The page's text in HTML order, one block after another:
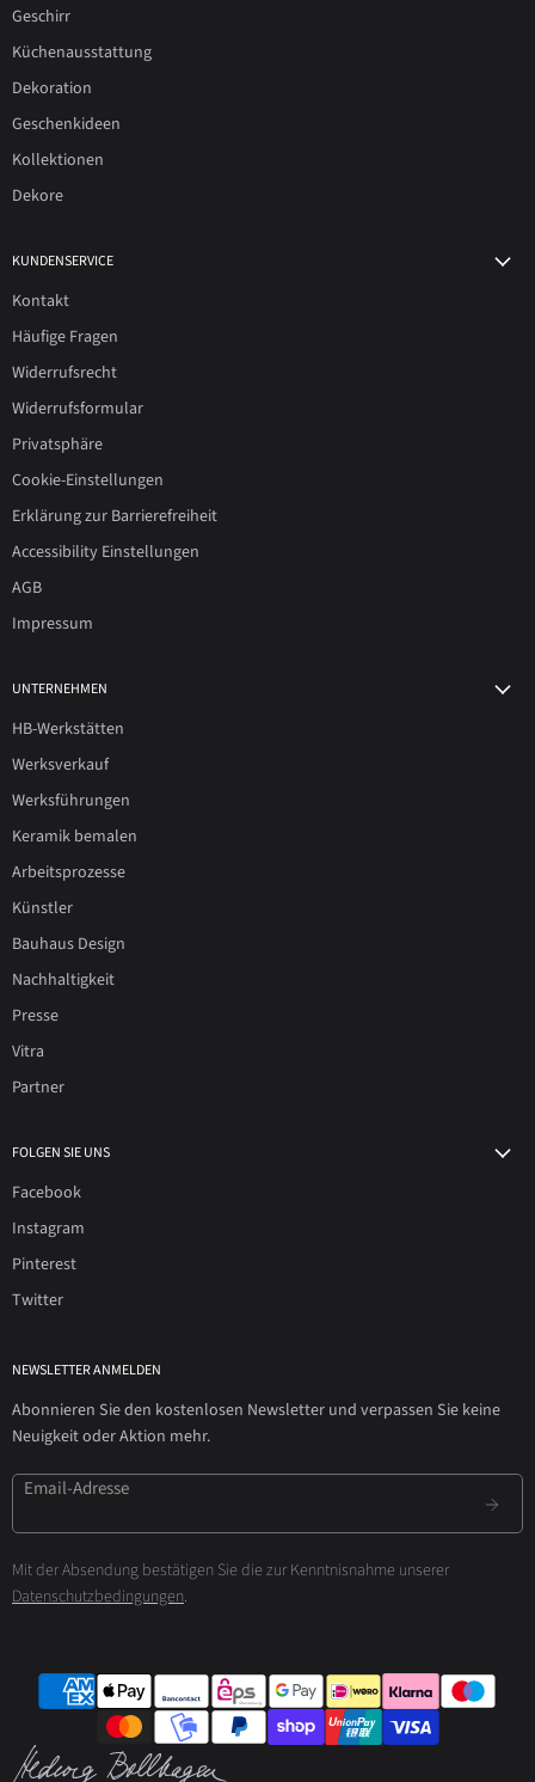
Geschirr
Küchenausstattung
Dekoration
Geschenkideen
Kollektionen
Dekore
KUNDENSERVICE
Kontakt
Häufige Fragen
Widerrufsrecht
Widerrufsformular
Privatsphäre
Cookie-Einstellungen
Erklärung zur Barrierefreiheit
Accessibility Einstellungen
AGB
Impressum
UNTERNEHMEN
HB-Werkstätten
Werksverkauf
Werksführungen
Keramik bemalen
Arbeitsprozesse
Künstler
Bauhaus Design
Nachhaltigkeit
Presse
Vitra
Partner
FOLGEN SIE UNS
Facebook
Instagram
Pinterest
Twitter
NEWSLETTER ANMELDEN
Abonnieren Sie den kostenlosen Newsletter und verpassen Sie keine
Neuigkeit oder Aktion mehr.
Email-Adresse
Mit der Absendung bestätigen Sie die zur Kenntnisnahme unserer
Datenschutzbedingungen.